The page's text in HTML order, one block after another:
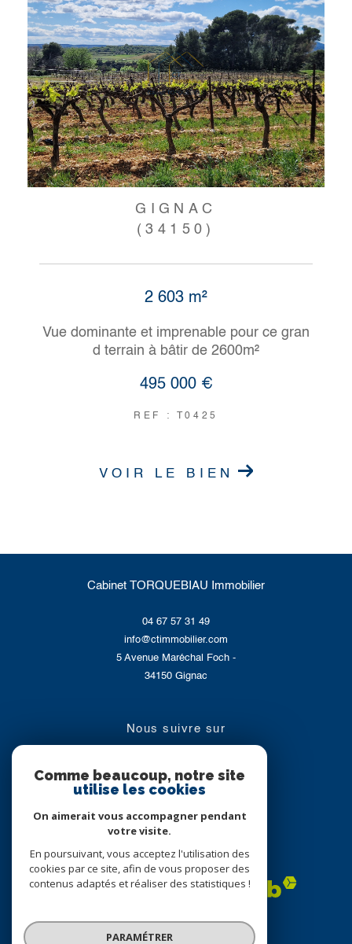
GIGNAC
(34150)
2 603 m²
Vue dominante et imprenable pour ce gran
d terrain à bâtir de 2600m²
495 000 €
REF : T0425
VOIR LE BIEN
Cabinet TORQUEBIAU Immobilier
04 67 57 31 49
info@ctimmobilier.com
5 Avenue Maréchal Foch -
34150
Gignac
nous suivre sur
Adhérents
Comme beaucoup, notre site
utilise les cookies
On aimerait vous accompagner pendant
votre visite.
En poursuivant, vous acceptez l'utilisation des
cookies par ce site, afin de vous proposer des
contenus adaptés et réaliser des statistiques !
PARAMÉTRER